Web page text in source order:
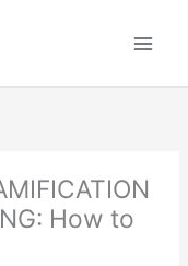
How to